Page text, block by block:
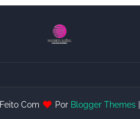
Feito Com Por Blogger Themes